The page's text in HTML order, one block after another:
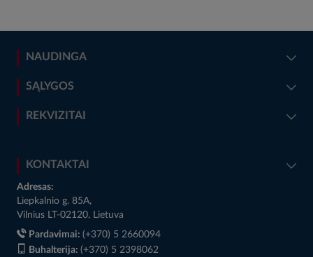
NAUDINGA
SĄLYGOS
REKVIZITAI
KONTAKTAI
Adresas:
Liepkalnio g. 85A,
Vilnius LT-02120, Lietuva
Pardavimai: (+370) 5 2660094
Buhalterija: (+370) 5 2398062